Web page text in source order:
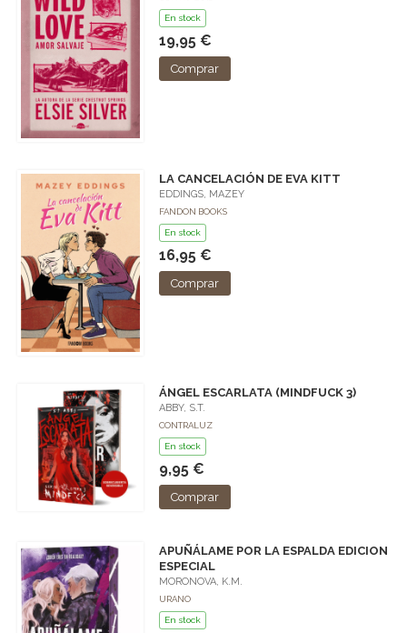
En stock
19,95 €
Comprar
LA CANCELACIÓN DE EVA KITT
EDDINGS, MAZEY
FANDON BOOKS
En stock
16,95 €
Comprar
ÁNGEL ESCARLATA (MINDFUCK 3)
ABBY, S.T.
CONTRALUZ
En stock
9,95 €
Comprar
APUÑÁLAME POR LA ESPALDA EDICION
ESPECIAL
MORONOVA, K.M.
URANO
En stock